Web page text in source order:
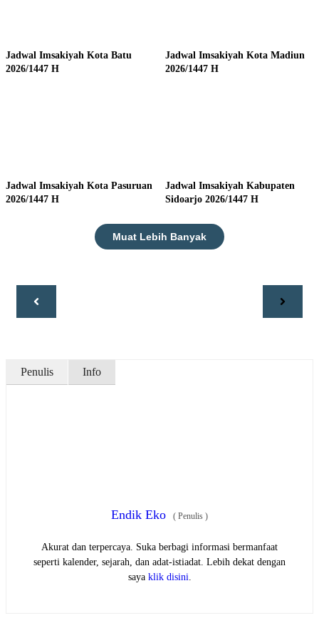
Jadwal Imsakiyah Kota Batu
2026/1447 H
Jadwal Imsakiyah Kota Madiun
2026/1447 H
Jadwal Imsakiyah Kota Pasuruan
2026/1447 H
Jadwal Imsakiyah Kabupaten
Sidoarjo 2026/1447 H
Muat Lebih Banyak
Penulis Info
Endik Eko ( Penulis )
Akurat dan terpercaya. Suka berbagi informasi bermanfaat
seperti kalender, sejarah, dan adat-istiadat. Lebih dekat dengan
saya klik disini